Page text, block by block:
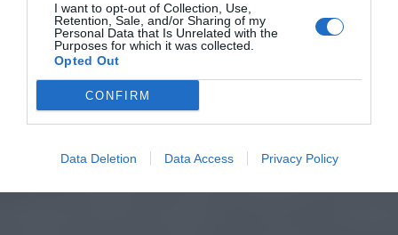
I want to opt-out of Collection, Use,
Retention, Sale, and/or Sharing of my
Personal Data that Is Unrelated with the
Purposes for which it was collected.
Opted Out
CONFIRM
Data Deletion Data Access Privacy Policy